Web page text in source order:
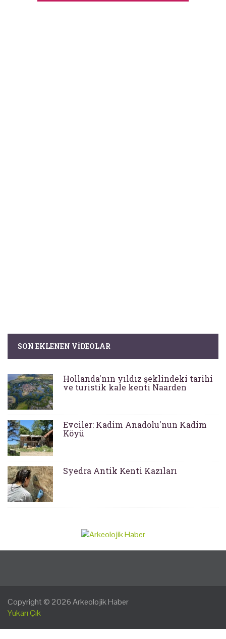
SON EKLENEN VIDEOLAR
Hollanda'nın yıldız şeklindeki tarihi
ve turistik kale kenti Naarden
Evciler: Kadim Anadolu'nun Kadim
Köyü
Syedra Antik Kenti Kazıları
Copyright © 2026Arkeolojik Haber
Yukarı Çık